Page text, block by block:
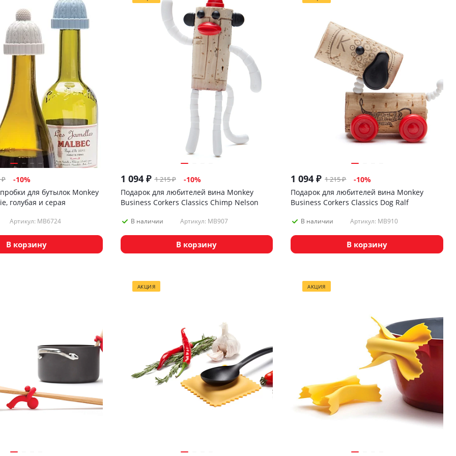
₽ -10%
для бутылок Monkey
голубая и серая
Артикул: MB6724
В корзину
1 094₽ 1 215₽ -10%
Подарок для любителей вина Monkey
Business Corkers Classics Chimp Nelson
В наличии Артикул: MB907
В корзину
1 094 ₽ 1 215₽ -10%
Подарок для любителей вина Monkey
Business Corkers Classics Dog Ralf
В наличии Артикул: MB910
В корзину
АКЦИЯ АКЦИЯ